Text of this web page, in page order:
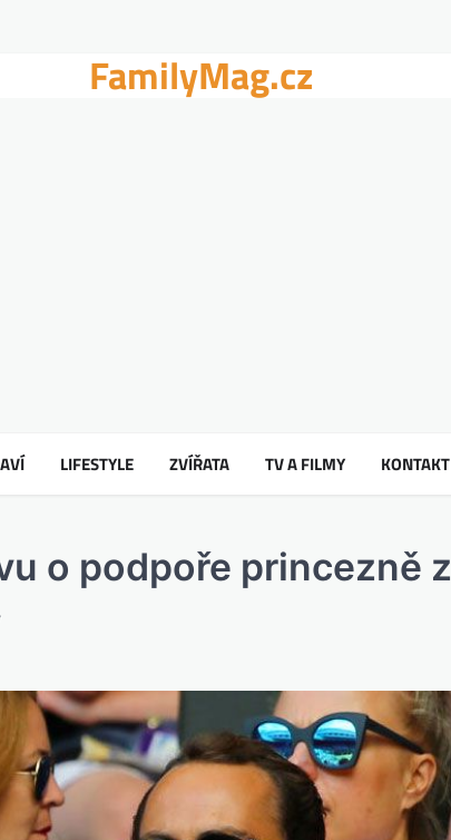
FamilyMag.cz
LIFESTYLE ZVÍŘATA TV A FILMY KONTAKT
o podpoře princezně z